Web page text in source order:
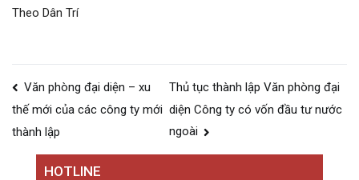
Theo Dân Trí
Điều
hướng
bài
viết
Văn phòng đại diện – xu
thế mới của các công ty mới
thành lập
Thủ tục thành lập Văn phòng đại
diện Công ty có vốn đầu tư nước
ngoài
HOTLINE